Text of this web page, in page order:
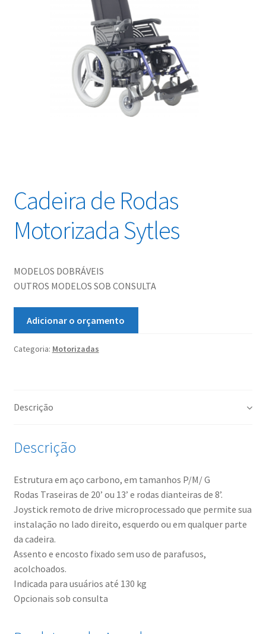
Cadeira de Rodas
Motorizada Sytles
MODELOS DOBRÁVEIS
OUTROS MODELOS SOB CONSULTA
Adicionar o orçamento
Categoria: Motorizadas
Descrição
Descrição
Estrutura em aço carbono, em tamanhos P/M/ G
Rodas Traseiras de 20’ ou 13’ e rodas dianteiras de 8’.
Joystick remoto de drive microprocessado que permite sua
instalação no lado direito, esquerdo ou em qualquer parte
da cadeira.
Assento e encosto fixado sem uso de parafusos,
acolchoados.
Indicada para usuários até 130 kg
Opcionais sob consulta